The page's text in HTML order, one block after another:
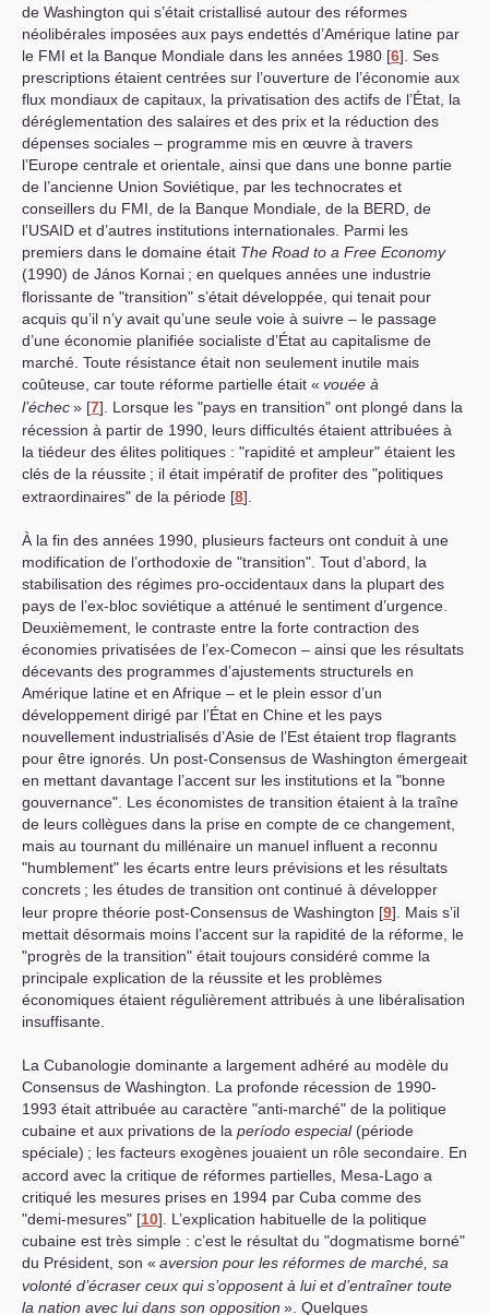
de Washington qui s’était cristallisé autour des réformes
néolibérales imposées aux pays endettés d’Amérique latine par
le FMI et la Banque Mondiale dans les années 1980 [6] . Ses
prescriptions étaient centrées sur l’ouverture de l’économie aux
flux mondiaux de capitaux, la privatisation des actifs de l’État, la
déréglementation des salaires et des prix et la réduction des
dépenses sociales – programme mis en œuvre à travers
l’Europe centrale et orientale, ainsi que dans une bonne partie
de l’ancienne Union Soviétique, par les technocrates et
conseillers du FMI , de la Banque Mondiale, de la BERD , de
l’USAID et d’autres institutions internationales. Parmi les
premiers dans le domaine était The Road to a Free Economy
(1990) de János Kornai ; en quelques années une industrie
florissante de "transition" s’était développée, qui tenait pour
acquis qu’il n’y avait qu’une seule voie à suivre – le passage
d’une économie planifiée socialiste d’État au capitalisme de
marché. Toute résistance était non seulement inutile mais
coûteuse, car toute réforme partielle était « vouée à
l’échec» [7] . Lorsque les "pays en transition" ont plongé dans la
récession à partir de 1990, leurs difficultés étaient attribuées à
la tiédeur des élites politiques : "rapidité et ampleur" étaient les
clés de la réussite ; il était impératif de profiter des "politiques
extraordinaires" de la période [8]
À la fin des années 1990, plusieurs facteurs ont conduit à une
modification de l’orthodoxie de "transition". Tout d’abord, la
stabilisation des régimes pro-occidentaux dans la plupart des
pays de l’ex-bloc soviétique a atténué le sentiment d’urgence.
Deuxièmement, le contraste entre la forte contraction des
économies privatisées de l’ex-Comecon – ainsi que les résultats
décevants des programmes d’ajustements structurels en
Amérique latine et en Afrique – et le plein essor d’un
développement dirigé par l’État en Chine et les pays
nouvellement industrialisés d’Asie de l’Est étaient trop flagrants
pour être ignorés. Un post-Consensus de Washington émergeait
en mettant davantage l’accent sur les institutions et la "bonne
gouvernance". Les économistes de transition étaient à la traîne
de leurs collègues dans la prise en compte de ce changement,
mais au tournant du millénaire un manuel influent a reconnu
"humblement" les écarts entre leurs prévisions et les résultats
concrets ; les études de transition ont continué à développer
leur propre théorie post-Consensus de Washington [9] . Mais s’il
mettait désormais moins l’accent sur la rapidité de la réforme, le
"progrès de la transition" était toujours considéré comme la
principale explication de la réussite et les problèmes
économiques étaient régulièrement attribués à une libéralisation
insuffisante.
La Cubanologie dominante a largement adhéré au modèle du
Consensus de Washington. La profonde récession de 1990-
1993 était attribuée au caractère "anti-marché" de la politique
cubaine et aux privations de la período especial(période
spéciale) ; les facteurs exogènes jouaient un rôle secondaire. En
accord avec la critique de réformes partielles, Mesa-Lago a
critiqué les mesures prises en 1994 par Cuba comme des
"demi-mesures" [10] . L’explication habituelle de la politique
cubaine est très simple : c’est le résultat du "dogmatisme borné"
du Président, son « aversion pour les réformes de marché, sa
volonté d’écraser ceux qui s’opposent à lui et d’entraîner toute
la nation avec lui dans son opposition ». Quelques